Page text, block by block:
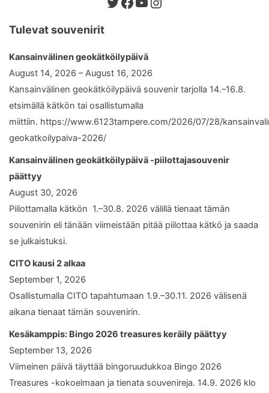
Tulevat souvenirit
Kansainvälinen geokätköilypäivä
August 14, 2026 – August 16, 2026
Kansainvälinen geokätköilypäivä souvenir tarjolla 14.–16.8.
etsimällä kätkön tai osallistumalla
miittiin. https://www.6123tampere.com/2026/07/28/
geokatkoilypaiva-2026/
Kansainvälinen geokätköilypäivä -piilottajasouvenir
päättyy
August 30, 2026
Piilottamalla kätkön 1.–30.8. 2026 välillä tienaat tämän
souvenirin eli tänään viimeistään pitää piilottaa kätkö ja saada
se julkaistuksi.
CITO kausi 2 alkaa
September 1, 2026
Osallistumalla CITO tapahtumaan 1.9.–30.11. 2026 välisenä
aikana tienaat tämän souvenirin.
Kesäkamppis: Bingo 2026 treasures keräily päättyy
September 13, 2026
Viimeinen päivä täyttää bingoruudukkoa Bingo 2026
Treasures -kokoelmaan ja tienata souvenireja. 14.9. 2026 klo